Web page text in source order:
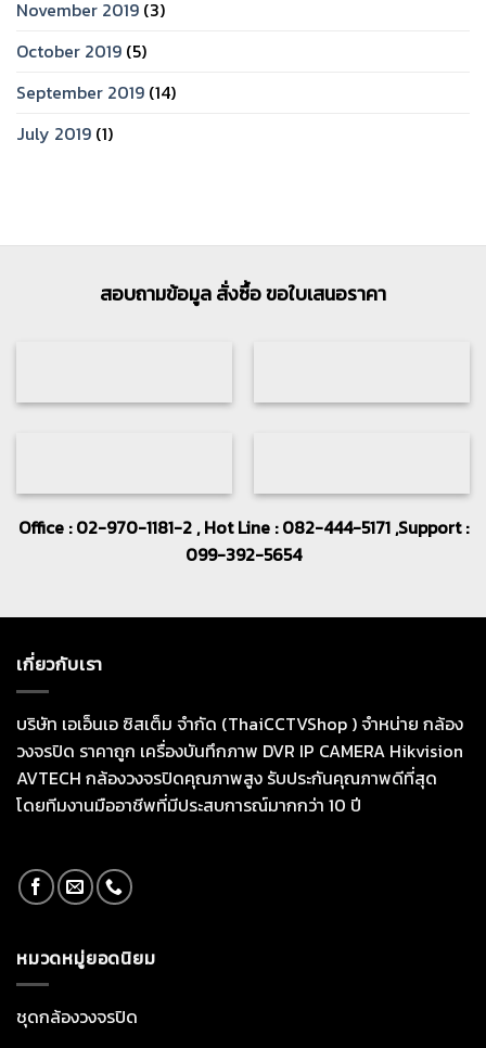
November 2019 (3)
October 2019 (5)
September 2019 (14)
July 2019 (1)
สอบถามข้อมูล สั่งซื้อ ขอใบเสนอราคา
Office : 02-970-1181-2 , Hot Line : 082-444-5171 ,Support :
099-392-5654
เกี่ยวกับเรา
บริษัท เอเอ็นเอ ซิสเต็ม จำกัด (ThaiCCTVShop ) จำหน่าย กล้อง
วงจรปิด ราคาถูก เครื่องบันทึกภาพ DVR IP CAMERA Hikvision
AVTECH กล้องวงจรปิดคุณภาพสูง รับประกันคุณภาพดีที่สุด
โดยทีมงานมืออาชีพที่มีประสบการณ์มากกว่า 10 ปี
หมวดหมู่ยอดนิยม
ชุดกล้องวงจรปิด